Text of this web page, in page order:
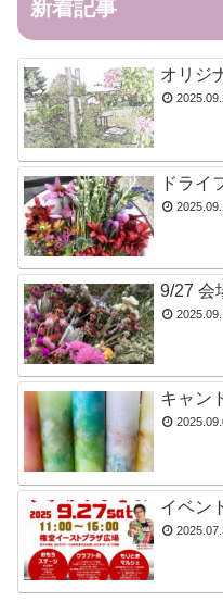
新着記事
オリジ
ドライ
9/27 会
キャン
イベン